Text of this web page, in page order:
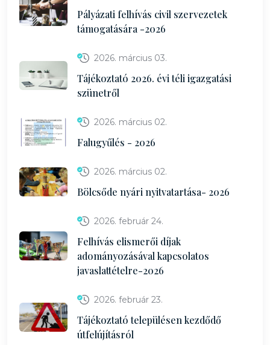
Pályázati felhívás civil szervezetek
támogatására -2026
2026. március 03.
Tájékoztató 2026. évi téli igazgatási
szünetről
2026. március 02.
Falugyűlés - 2026
2026. március 02.
Bölcsőde nyári nyitvatartása- 2026
2026. február 24.
Felhívás elismerői díjak
adományozásával kapcsolatos
javaslattételre-2026
2026. február 23.
Tájékoztató településen kezdődő
útfelújításról